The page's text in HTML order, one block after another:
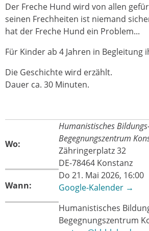
Der Freche Hund wird von allen
seinen Frechheiten ist niemand
hat der Freche Hund ein Problem...
Für Kinder ab 4 Jahren in Begleitung
Die Geschichte wird erzählt.
Dauer ca. 30 Minuten.
Wo:
Humanistisches
Begegnungszentrum
Zähringerplatz 32
DE-78464 Konstanz
Wann:
Do 21. Mai 2026, 16:00
Google-Kalender →
Humanistisches
Begegnungszentrum